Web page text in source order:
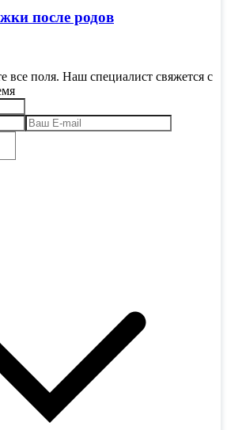
после родов
все поля. Наш специалист свяжется с